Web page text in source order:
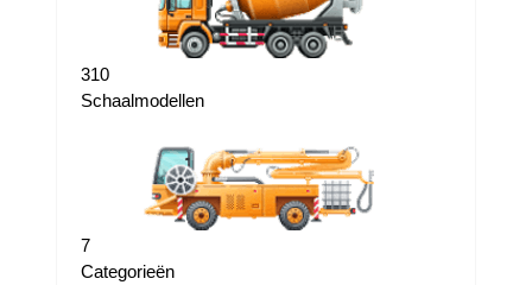
310
Schaalmodellen
7
Categorieën